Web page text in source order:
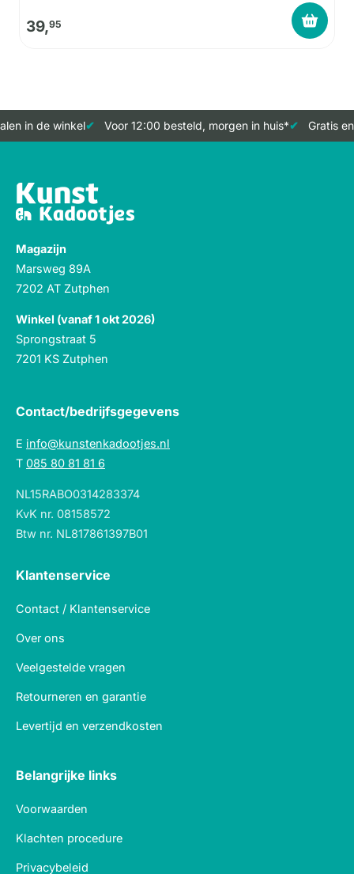
39,95
in de winkel Voor 12:00 besteld, morgen in huis* Gratis
Magazijn
Marsweg 89A
7202 AT Zutphen
Winkel (vanaf 1 okt 2026)
Sprongstraat 5
7201 KS Zutphen
Contact/bedrijfsgegevens
E info@kunstenkadootjes.nl
T 085 80 81 81 6
NL15RABO0314283374
KvK nr. 08158572
Btw nr. NL817861397B01
Klantenservice
Contact / Klantenservice
Over ons
Veelgestelde vragen
Retourneren en garantie
Levertijd en verzendkosten
Belangrijke links
Voorwaarden
Klachten procedure
Privacybeleid